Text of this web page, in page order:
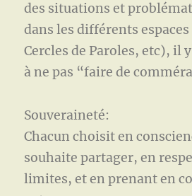
des situations et
dans les différents
Cercles de Paroles, etc), il
à ne pas “faire de
Souveraineté:
Chacun choisit en
souhaite partager, en
limites, et en prenant en